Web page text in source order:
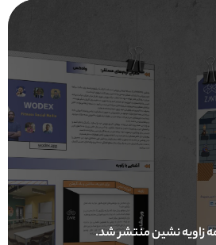
زاویه نشین منتشر شد.